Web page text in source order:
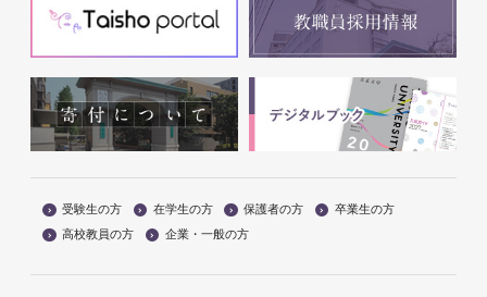
受験生の方 在学生の方 保護者の方
卒業生の方
高校教員の方
企業・一般の方